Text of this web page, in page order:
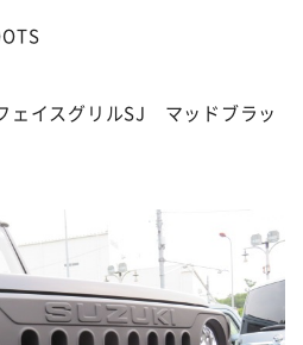
ェイスグリルSJ マッドブラッ